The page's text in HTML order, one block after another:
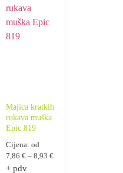
Majica kratkih
rukava muška
Epic 819
Cijena: od
7,86 € – 8,93 €
+ pdv